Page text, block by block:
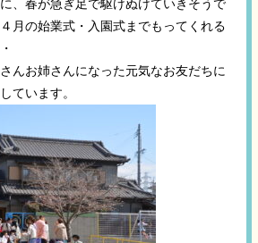
、春が急ぎ足で駆けぬけていきそうで
月の始業式・入園式までもってくれる
んお姉さんになった元気なお友だちに
ています。